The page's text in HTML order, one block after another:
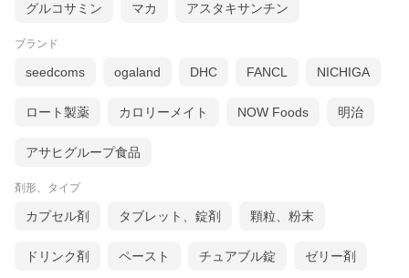
グルコサミン マカ アスタキサンチン
ブランド
seedcoms ogaland DHC FANCL NICHIGA
ロート製薬 カロリーメイト NOW Foods 明治
アサヒグループ食品
剤形、タイプ
カプセル剤 タブレット、錠剤 顆粒、粉末
ドリンク剤 ペースト チュアブル錠 ゼリー剤